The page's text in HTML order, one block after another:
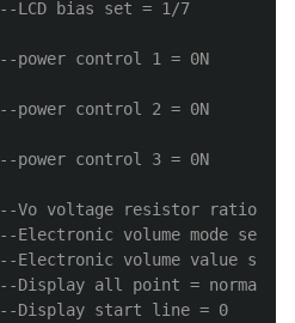
--LCD bias set = 1/7
--power control 1 = 0N
--power control 2 = 0N
--power control 3 = 0N
--Vo voltage resistor ration
--Electronic volume mode set
--Electronic volume value set
--Display all point = normal
--Display start line = 0